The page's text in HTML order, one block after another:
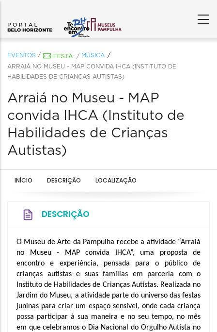
EVENTOS / FESTA / MÚSICA
ARRAIÁ NO MUSEU - MAP CONVIDA IHCA (INSTITUTO DE
HABILIDADES DE CRIANÇAS AUTISTAS)
Arraiá no Museu - MAP
convida IHCA (Instituto de
Habilidades de Crianças
Autistas)
INÍCIO DESCRIÇÃO LOCALIZAÇÃO
DESCRIÇÃO
O Museu de Arte da Pampulha recebe a atividade “Arraiá
no Museu - MAP convida IHCA”, uma proposta de
encontro e experiência, pensada para o público de
crianças autistas e suas famílias em parceria com o
Instituto de Habilidades de Crianças Autistas. Realizada no
Jardim do Museu, a atividade parte do universo das festas
juninas para criar um espaço sensível, onde cada criança
possa participar à sua maneira e no seu tempo, no mês
em que celebramos o Dia Nacional do Orgulho Autista no